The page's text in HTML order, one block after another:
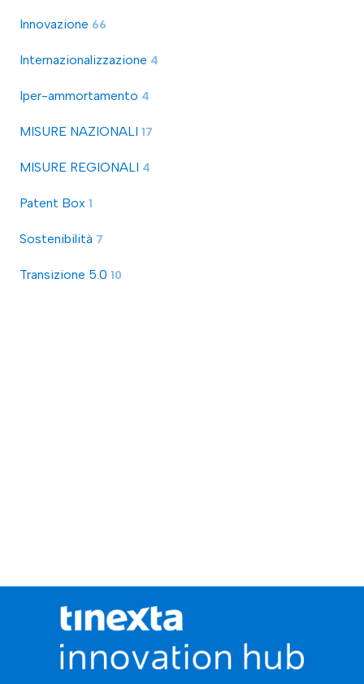
Innovazione 66
Internazionalizzazione 4
Iper-ammortamento 4
MISURE NAZIONALI 17
MISURE REGIONALI 4
Patent Box 1
Sostenibilità 7
Transizione 5.0 10